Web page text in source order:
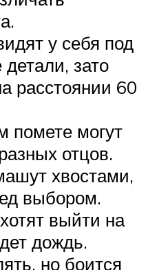
у себя под
зато
расстоянии 60
помете могут
отцов.
хвостами,
выбором.
выйти на
дождь.
но боится